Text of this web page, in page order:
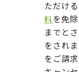
ただけ
料を免
までと
をされ
をご請